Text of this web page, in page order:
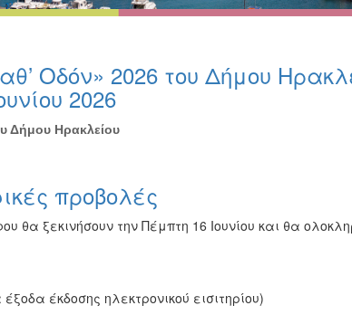
Οδόν» 2026 του Δήμου
2026
Δήμου Ηρακλείου
προβολές
θα ξεκινήσουν την Πέμπτη 16 Ιουνίου και θα
έκδοσης ηλεκτρονικού εισιτηρίου)